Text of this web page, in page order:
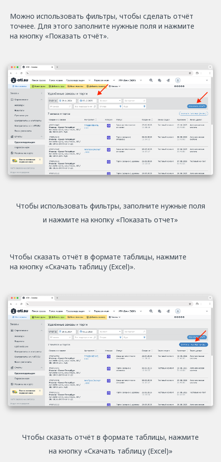
Можно использовать фильтры, чтобы сделать отчёт
точнее. Для этого заполните нужные поля и нажмите
на кнопку «Показать отчёт».
Чтобы использовать фильтры, заполните нужные поля
и нажмите на кнопку «Показать отчет»
Чтобы сказать отчёт в формате таблицы, нажмите
на кнопку «Скачать таблицу (Excel)».
Чтобы сказать отчёт в формате таблицы, нажмите
на кнопку «Скачать таблицу (Excel)»